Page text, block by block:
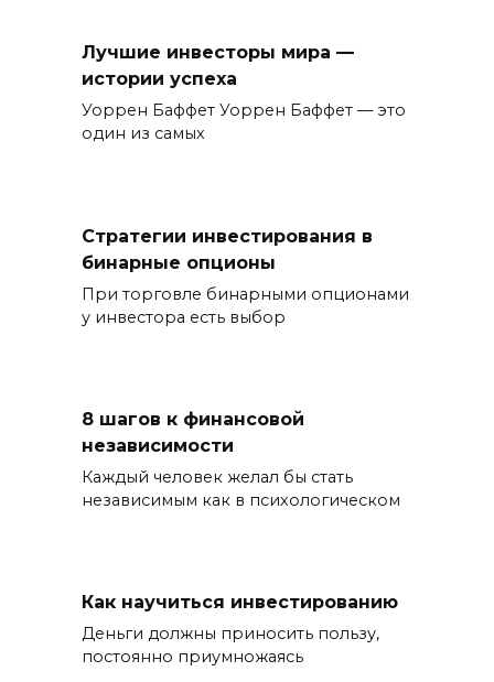
Лучшие инвесторы мира —
истории успеха
Уоррен Баффет Уоррен Баффет — это
один из самых
Стратегии инвестирования в
бинарные опционы
При торговле бинарными опционами
у инвестора есть выбор
8 шагов к финансовой
независимости
Каждый человек желал бы стать
независимым как в психологическом
Как научиться инвестированию
Деньги должны приносить пользу,
постоянно приумножаясь